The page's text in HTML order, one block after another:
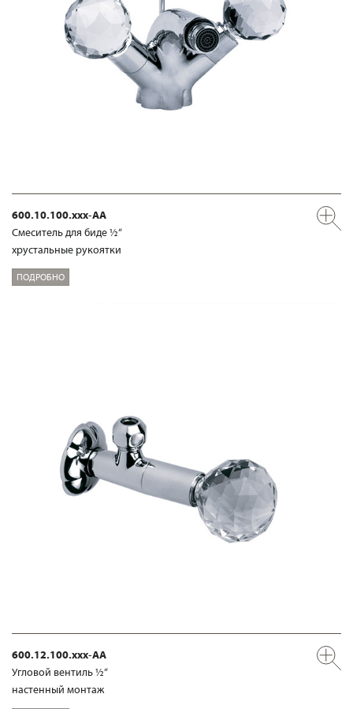
600.10.100.xxx-AA
Смеситель для биде ½“
хрустальные рукоятки
ПОДРОБНО
600.12.100.xxx-AA
Угловой вентиль ½“
настенный монтаж